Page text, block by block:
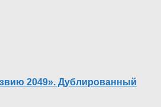
2049». Дублированный